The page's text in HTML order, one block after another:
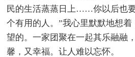
民的生活蒸蒸日上……你以后也
个有用的人。”我心里默默地想
望的。一家团聚在一起其乐融融
馨，又幸福。让人难以忘怀。